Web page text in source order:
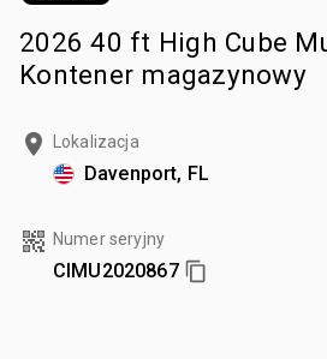
2026 40 ft High Cube
Kontener magazynowy
Lokalizacja
Davenport, FL
Numer seryjny
CIMU2020867